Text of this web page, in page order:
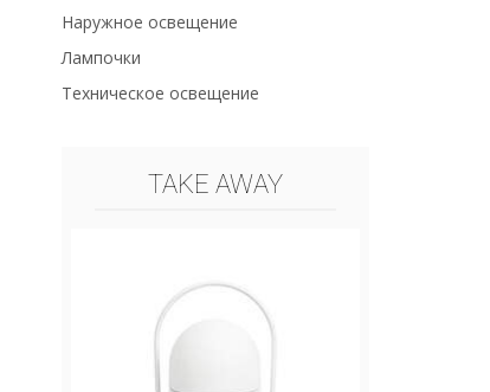
Наружное освещение
Лампочки
Техническое освещение
TAKE AWAY